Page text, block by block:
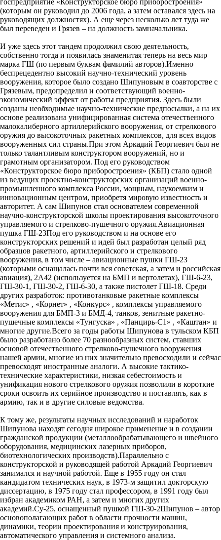
(которым он руководил до 2006 года, а затем оставался здесь на
руководящих должностях). А еще через несколько лет туда же
был переведен и Грязев – на должность замначальника.
И уже здесь этот тандем продолжил свою деятельность,
собственно тогда и появилась знаменитая теперь на весь мир
марка ГШ (по первым буквам фамилий авторов).Именно
беспрецедентно высокий научно-технический уровень
вооружения, которое было создано Шипуновым в соавторстве с
Грязевым, предопределил и соответствующий военно-
экономический эффект от работы предприятия. Здесь были
созданы необходимые научно-технические предпосылки, а на их
основе реализована унифицированная система отечественного
малокалиберного артиллерийского вооружения, от стрелкового
оружия до высокоточных ракетных комплексов, для всех видов
вооруженных сил страны.При этом Аркадий Георгиевич был не
только талантливым конструктором вооружений, но и
грамотным организатором. Под его руководством
«Конструкторское бюро приборостроения» (КБП) стало одной
из ведущих проектно-конструкторских организаций военно-
промышленного комплекса России, мощным, наукоемким и
инновационным центром, приобретя мировую известность и
авторитет. А сам Шипунов стал основателем современной
научно-конструкторской школы проектирования высокоточного
управляемого и стрелково-пушечного оружия.Авиационная
пушка ГШ-23Под его руководством и на основе его
конструкторских решений и идей был разработан целый ряд
образцов ракетного, артиллерийского и стрелкового
вооружения, в том числе – авиационные пушки ГШ-23
(которыми оснащалась почти вся советская, а затем и российская
авиация), 2А42 (используется на БМП и вертолетах), ГШ-6-23,
ГШ-30-1, ГШ-30-2, ГШ-6-30, а также пистолет ГШ-18. Среди
других разработок: противотанковые ракетные комплексы
«Метис» , «Корнет» , «Конкурс» , комплексы управляемого
вооружения для БМП-3 и БМД-4, танков, зенитные ракетно-
пушечные комплексы «Тунгуска» , «Панцирь-С1» , «Каштан» и
многие другие.Всего за годы работы Шипунова в тульском КБП
было разработано более 70 разнообразных систем, ставших
основой отечественного стрелково-пушечного вооружения
нашей армии, многие из них значительно превосходили и сейчас
превосходят иностранные аналоги. А высокие тактико-
технические характеристики, низкая себестоимость и
унификация нового стрелкового оружия позволили в короткие
сроки освоить их серийное производство и поставлять, как в
армию, так и в другие силовые ведомства.
К тому же, результаты научных исследований и наработок
Шипунова находят сегодня широкое применение и в создании
гражданской продукции (металлообрабатывающего и швейного
оборудования, медицинских лазерных приборов,
биотехнологических производств).Параллельно с
конструкторской и руководящей работой Аркадий Георгиевич
занимался и научной работой. Еще в 1955 году он стал
кандидатом технических наук, в 1973-м защитил докторскую
диссертацию, в 1975 году стал профессором, в 1991 году был
избран академиком РАН, а затем и многих других
академий.Су-25, оснащенный пушкой ГШ-30-2Шипунов – автор
основополагающих работ в области прочности машин,
динамики, теории проектирования и конструирования,
автоматического управления и системного анализа.